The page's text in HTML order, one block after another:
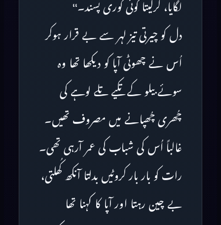
لگایا، کرلیتا کوئی گوری پسند۔‘‘
دل کو چیرتی تیز لہر سے بے قرار ہوکر
اُس نے چھوٹی آپا کو دیکھا تھا وہ
سوئے بیلو کے تکیے تلے لوہے کی
چُھری چُھپانے میں مصروف تھیں۔
غالباً اُس کی شباب کی عمر آرہی تھی۔
رات کو بار بار کروٹیں بدلتا آنکھ کُھلتی،
بے چین رہتا اور آپا کا کہنا تھا